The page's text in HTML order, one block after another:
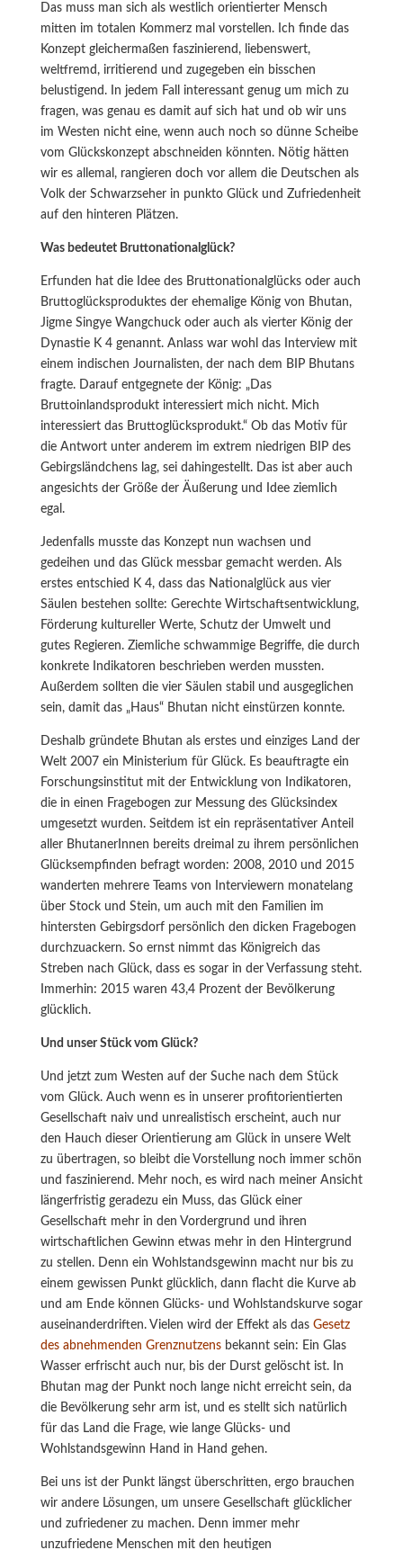
Das muss man sich als westlich orientierter Mensch
mitten im totalen Kommerz mal vorstellen. Ich finde das
Konzept gleichermaßen faszinierend, liebenswert,
weltfremd, irritierend und zugegeben ein bisschen
belustigend. In jedem Fall interessant genug um mich zu
fragen, was genau es damit auf sich hat und ob wir uns
im Westen nicht eine, wenn auch noch so dünne Scheibe
vom Glückskonzept abschneiden könnten. Nötig hätten
wir es allemal, rangieren doch vor allem die Deutschen als
Volk der Schwarzseher in punkto Glück und Zufriedenheit
auf den hinteren Plätzen.
Was bedeutet Bruttonationalglück?
Erfunden hat die Idee des Bruttonationalglücks oder auch
Bruttoglücksproduktes der ehemalige König von Bhutan,
Jigme Singye Wangchuck oder auch als vierter König der
Dynastie K 4 genannt. Anlass war wohl das Interview mit
einem indischen Journalisten, der nach dem BIP Bhutans
fragte. Darauf entgegnete der König: „Das
Bruttoinlandsprodukt interessiert mich nicht. Mich
interessiert das Bruttoglücksprodukt.“ Ob das Motiv für
die Antwort unter anderem im extrem niedrigen BIP des
Gebirgsländchens lag, sei dahingestellt. Das ist aber auch
angesichts der Größe der Äußerung und Idee ziemlich
egal.
Jedenfalls musste das Konzept nun wachsen und
gedeihen und das Glück messbar gemacht werden. Als
erstes entschied K 4, dass das Nationalglück aus vier
Säulen bestehen sollte: Gerechte Wirtschaftsentwicklung,
Förderung kultureller Werte, Schutz der Umwelt und
gutes Regieren. Ziemliche schwammige Begriffe, die durch
konkrete Indikatoren beschrieben werden mussten.
Außerdem sollten die vier Säulen stabil und ausgeglichen
sein, damit das „Haus“ Bhutan nicht einstürzen konnte.
Deshalb gründete Bhutan als erstes und einziges Land der
Welt 2007 ein Ministerium für Glück. Es beauftragte ein
Forschungsinstitut mit der Entwicklung von Indikatoren,
die in einen Fragebogen zur Messung des Glücksindex
umgesetzt wurden. Seitdem ist ein repräsentativer Anteil
aller BhutanerInnen bereits dreimal zu ihrem persönlichen
Glücksempfinden befragt worden: 2008, 2010 und 2015
wanderten mehrere Teams von Interviewern monatelang
über Stock und Stein, um auch mit den Familien im
hintersten Gebirgsdorf persönlich den dicken Fragebogen
durchzuackern. So ernst nimmt das Königreich das
Streben nach Glück, dass es sogar in der Verfassung steht.
Immerhin: 2015 waren 43,4 Prozent der Bevölkerung
glücklich.
Und unser Stück vom Glück?
Und jetzt zum Westen auf der Suche nach dem Stück
vom Glück. Auch wenn es in unserer profitorientierten
Gesellschaft naiv und unrealistisch erscheint, auch nur
den Hauch dieser Orientierung am Glück in unsere Welt
zu übertragen, so bleibt die Vorstellung noch immer schön
und faszinierend. Mehr noch, es wird nach meiner Ansicht
längerfristig geradezu ein Muss, das Glück einer
Gesellschaft mehr in den Vordergrund und ihren
wirtschaftlichen Gewinn etwas mehr in den Hintergrund
zu stellen. Denn ein Wohlstandsgewinn macht nur bis zu
einem gewissen Punkt glücklich, dann flacht die Kurve ab
und am Ende können Glücks- und Wohlstandskurve sogar
auseinanderdriften. Vielen wird der Effekt als das Gesetz
des abnehmenden Grenznutzens bekannt sein: Ein Glas
Wasser erfrischt auch nur, bis der Durst gelöscht ist. In
Bhutan mag der Punkt noch lange nicht erreicht sein, da
die Bevölkerung sehr arm ist, und es stellt sich natürlich
für das Land die Frage, wie lange Glücks- und
Wohlstandsgewinn Hand in Hand gehen.
Bei uns ist der Punkt längst überschritten, ergo brauchen
wir andere Lösungen, um unsere Gesellschaft glücklicher
und zufriedener zu machen. Denn immer mehr
unzufriedene Menschen mit den heutigen